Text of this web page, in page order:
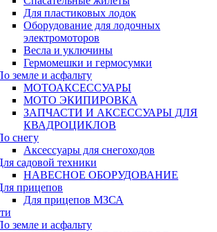
Для пластиковых лодок
Оборудование для лодочных
электромоторов
Весла и уключины
Гермомешки и гермосумки
земле и асфальту
МОТОАКСЕССУАРЫ
МОТО ЭКИПИРОВКА
ЗАПЧАСТИ И АКСЕССУАРЫ ДЛЯ
КВАДРОЦИКЛОВ
снегу
Аксессуары для снегоходов
садовой техники
НАВЕСНОЕ ОБОРУДОВАНИЕ
прицепов
Для прицепов МЗСА
земле и асфальту